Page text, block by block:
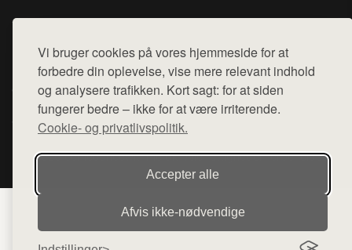
Vi bruger cookies på vores hjemmeside for at
forbedre din oplevelse, vise mere relevant indhold
og analysere trafikken. Kort sagt: for at siden
fungerer bedre – ikke for at være irriterende.
Cookie- og privatlivspolitik.
Accepter alle
Afvis ikke‑nødvendige
Denne side er en del af want.dk, der udgiver en række
hjemmesider med præsentation af forskellige produkter fra
diverse webshops. Der sælges ikke varer fra denne side - vi
henviser til de shops, som sælger varen. Vi har heller ikke
varerne på lager.
© 2026 comedancewithme.dk. Alle rettigheder forbeholdes.